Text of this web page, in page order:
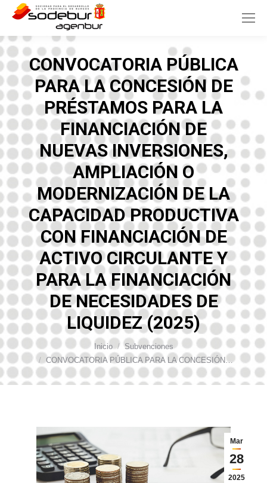
CONVOCATORIA PÚBLICA
PARA LA CONCESIÓN DE
PRÉSTAMOS PARA LA
FINANCIACIÓN DE
NUEVAS INVERSIONES,
AMPLIACIÓN O
MODERNIZACIÓN DE LA
CAPACIDAD PRODUCTIVA
CON FINANCIACIÓN DE
ACTIVO CIRCULANTE Y
PARA LA FINANCIACIÓN
DE NECESIDADES DE
LIQUIDEZ (2025)
Estás aquí: Inicio
Subvenciones
CONVOCATORIA PÚBLICA PARA LA CONCESIÓN…
Mar
28
2025